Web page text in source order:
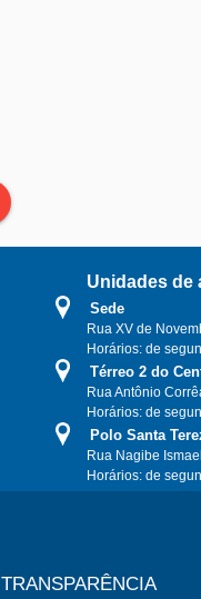
Unidades de
Sede
Rua XV de
Horários: de
Térreo 2 do
Rua Antônio
Horários: de
Polo Santa
Rua Nagibe
Horários: de
TRANSPARÊNCIA